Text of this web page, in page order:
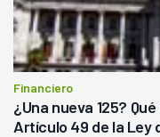
Financiero
¿Una nueva 125?
Artículo 49 de la Ley